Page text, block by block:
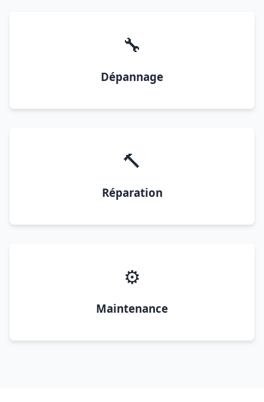
🔧
Dépannage
🔨
Réparation
⚙️
Maintenance